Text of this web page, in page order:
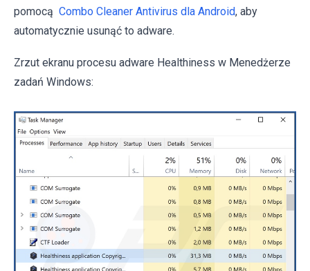
pomocą Combo Cleaner Antivirus dla Android, aby
automatycznie usunąć to adware.
Zrzut ekranu procesu adware Healthiness w Menedżerze
zadań Windows: